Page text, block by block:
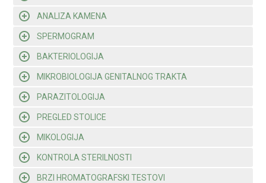
ANALIZA KAMENA
SPERMOGRAM
BAKTERIOLOGIJA
MIKROBIOLOGIJA GENITALNOG TRAKTA
PARAZITOLOGIJA
PREGLED STOLICE
MIKOLOGIJA
KONTROLA STERILNOSTI
BRZI HROMATOGRAFSKI TESTOVI